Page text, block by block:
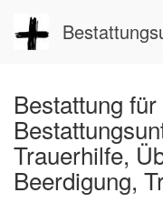
Inhalt
springen
Bestattung
Trauerhilfe,
Beerdigung,